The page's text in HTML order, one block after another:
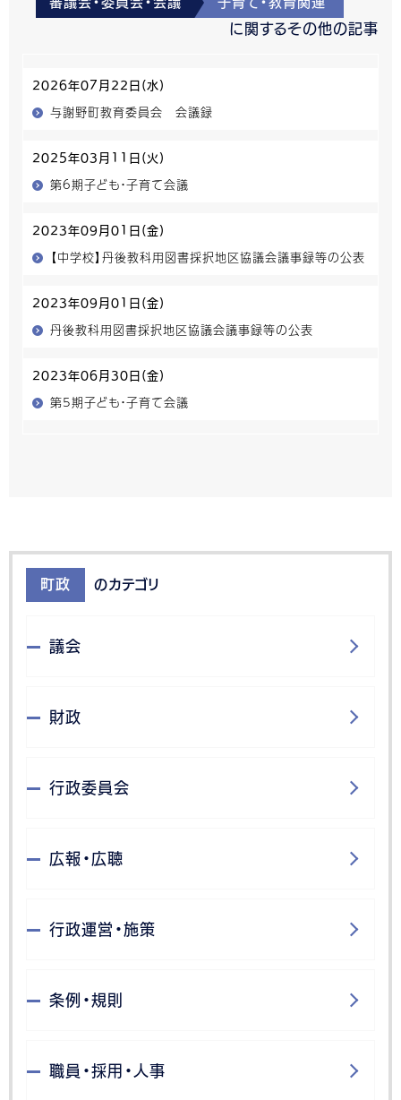
に関するその他の記事
2026年07月22日(水)
与謝野町教育委員会 会議録
2025年03月11日(火)
第6期子ども・子育て会議
2023年09月01日(金)
【中学校】丹後教科用図書採択地区協議会議事録等の公表
2023年09月01日(金)
丹後教科用図書採択地区協議会議事録等の公表
2023年06月30日(金)
第5期子ども・子育て会議
町政 のカテゴリ
議会
財政
行政委員会
広報・広聴
行政運営・施策
条例・規則
職員・採用・人事